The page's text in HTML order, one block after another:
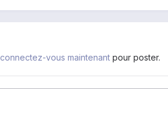
connectez-vous maintenant pour poster.